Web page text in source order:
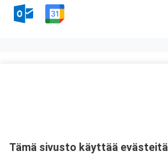
Tarkempi kartta ja ajo-ohjeet
Tämä sivusto käyttää evästeitä